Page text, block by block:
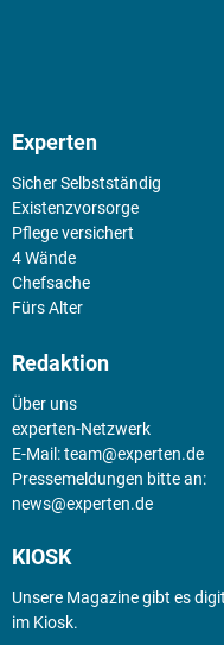
Experten
Sicher Selbstständig
Existenz­vorsorge
Pflege versichert
4 Wände
Chefsache
Fürs Alter
Redaktion
Über uns
experten-Netzwerk
E-Mail:team@experten.de
Pressemeldungen bitte an:
news@experten.de
KIOSK
Unsere Magazine gibt es
im Kiosk.